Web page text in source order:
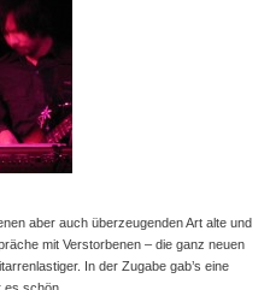
aber auch überzeugenden Art alte und
mit Verstorbenen – die ganz neuen
In der Zugabe gab’s eine
es schön.